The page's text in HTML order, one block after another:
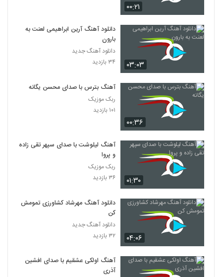
۰۰:۲۱
۰۳:۰۳
دانلود آهنگ آرین ابراهیمی لعنت به
بارون
دانلود آهنگ جدید
۳۴ بازدید
۰۰:۳۶
آهنگ بترس با صدای محسن یگانه
ربک موزیک
۱۰۱ بازدید
۰۱:۳۰
آهنگ لیلوشت با صدای سپهر تقی زاده
و پروا
ربک موزیک
۳۶ بازدید
۰۴:۰۶
دانلود آهنگ مهرشاد کشاورزی تمومش
کن
دانلود آهنگ جدید
۳۲ بازدید
آهنگ اولکی عشقیم با صدای افشین
آذری